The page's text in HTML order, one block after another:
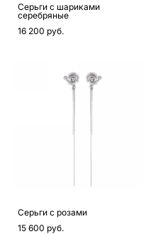
Серьги с шариками
серебряные
16 200 pуб.
Серьги с розами
15 600 pуб.